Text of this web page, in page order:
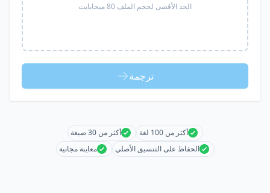
الحد الأقصى لحجم الملف 80 ميجابايت
ترجمة
أكثر من 100 لغة
أكثر من 30 صيغة
الحفاظ على التنسيق الأصلي
معاينة مجانية